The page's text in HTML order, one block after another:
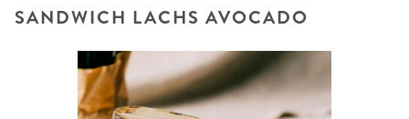
SANDWICH LACHS AVOCADO